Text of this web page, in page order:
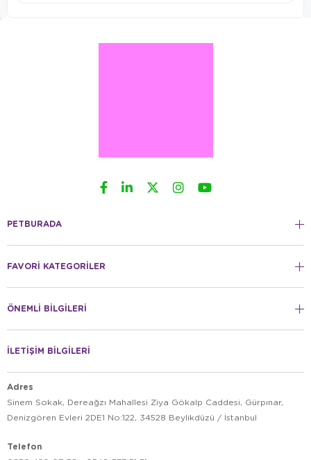
PETBURADA
FAVORİ KATEGORİLER
ÖNEMLİ BİLGİLERİ
İLETİŞİM BİLGİLERİ
Adres
Sinem Sokak, Dereağzı Mahallesi Ziya Gökalp Caddesi, Gürpınar,
Denizgören Evleri 2DE1 No:122, 34528 Beylikdüzü / İstanbul
Telefon